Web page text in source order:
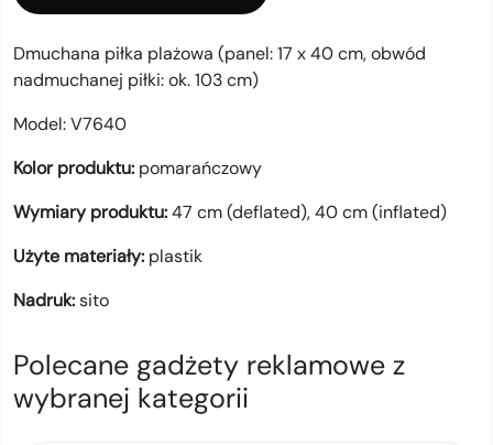
Dmuchana piłka plażowa (panel: 17 x 40 cm, obwód
nadmuchanej piłki: ok. 103 cm)
Model:V7640
Kolor produktu: pomarańczowy
Wymiary produktu:47 cm (deflated), 40 cm (inflated)
Użyte materiały: plastik
Nadruk:sito
Polecane gadżety reklamowe z
wybranej kategorii